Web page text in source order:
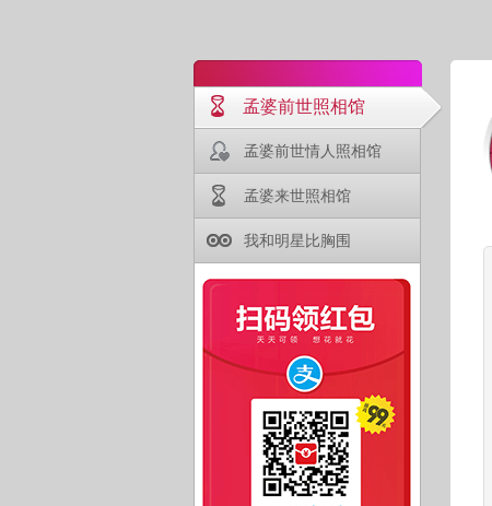
孟婆前世照相馆
孟婆前世情人照相馆
孟婆来世照相馆
我和明星比胸围